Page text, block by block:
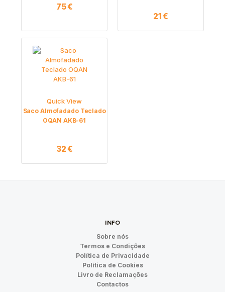
75€
21€
Quick View
Saco Almofadado Teclado
OQAN AKB-61
32€
INFO
Sobre nós
Termos e Condições
Política de Privacidade
Política de Cookies
Livro de Reclamações
Contactos